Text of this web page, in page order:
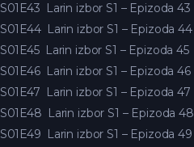
S01E43 Larin izbor S1 – Epizoda 43
S01E44 Larin izbor S1 – Epizoda 44
S01E45 Larin izbor S1 – Epizoda 45
S01E46 Larin izbor S1 – Epizoda 46
S01E47 Larin izbor S1 – Epizoda 47
S01E48 Larin izbor S1 – Epizoda 48
S01E49 Larin izbor S1 – Epizoda 49